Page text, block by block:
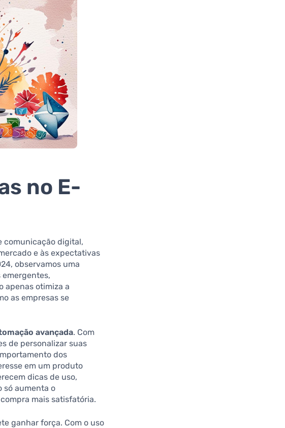
no E-
comunicação digital,
e às expectativas
observamos uma
apenas otimiza a
as empresas se
avançada. Com
de personalizar suas
dos
em um produto
dicas de uso,
só aumenta o
mais satisfatória.
ganhar força. Com o uso